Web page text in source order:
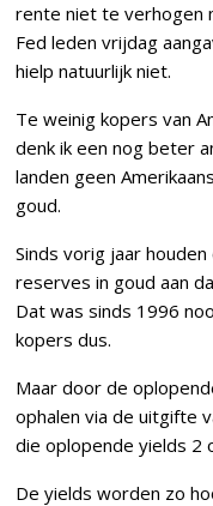
rente niet te verhogen
Fed leden vrijdag
hielp natuurlijk niet.
Te weinig kopers van
denk ik een nog beter
landen geen
goud.
Sinds vorig jaar
reserves in goud aan
Dat was sinds 1996
kopers dus.
Maar door de
ophalen via de uitgifte
die oplopende yields 2
De yields worden zo